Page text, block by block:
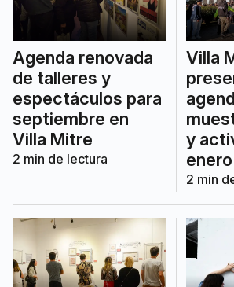
Agenda renovada
de talleres y
espectáculos para
septiembre en
Villa Mitre
2 min de lectura
Villa
y
enero
2 min